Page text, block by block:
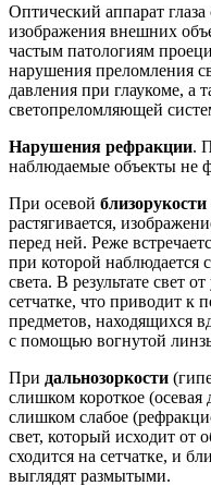
Оптический аппарат
изображения внешних
частым патологиям
нарушения преломления
давления при глаукоме, а
светопреломляющей
Нарушения рефракции.
наблюдаемые объекты не
При осевой близорукости
растягивается,
перед ней. Реже
при которой наблюдается
света. В результате свет
сетчатке, что приводит к
предметов, находящихся
с помощью вогнутой
При дальнозоркости
слишком короткое (осевая
слишком слабое
свет, который исходит от
сходится на сетчатке, и
выглядят размытыми.